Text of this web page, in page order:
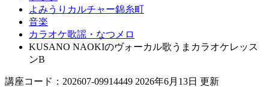
よみうりカルチャー錦糸町
音楽
カラオケ歌謡・なつメロ
KUSANO NAOKIのヴォーカル歌うまカラオケレッス
ンB
講座コード：202607-09914449 2026年6月13日 更新